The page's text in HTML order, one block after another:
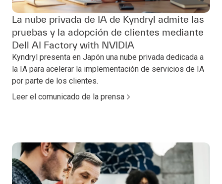
La nube privada de IA de Kyndryl admite las
pruebas y la adopción de clientes mediante
Dell AI Factory with NVIDIA
Kyndryl presenta en Japón una nube privada dedicada a
la IA para acelerar la implementación de servicios de IA
por parte de los clientes.
Leer el comunicado de la prensa